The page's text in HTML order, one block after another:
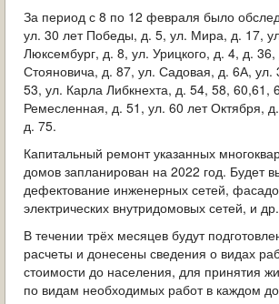
За период с 8 по 12 февраля было
ул. 30 лет Победы, д. 5, ул. Мира, д. 17,
Люксембург, д. 8, ул. Урицкого, д. 4, д.
Стояновича, д. 87, ул. Садовая, д. 6А,
53, ул. Карла Либкнехта, д. 54, 58, 60,61,
Ремесленная, д. 51, ул. 60 лет Октября,
д. 75.
Капитальный ремонт указанных
домов запланирован на 2022 год. Будет
дефектование инженерных сетей,
электрических внутридомовых сетей, и др.
В течении трёх месяцев будут
расчеты и донесены сведения о видах
стоимости до населения, для принятия
по видам необходимых работ в каждом